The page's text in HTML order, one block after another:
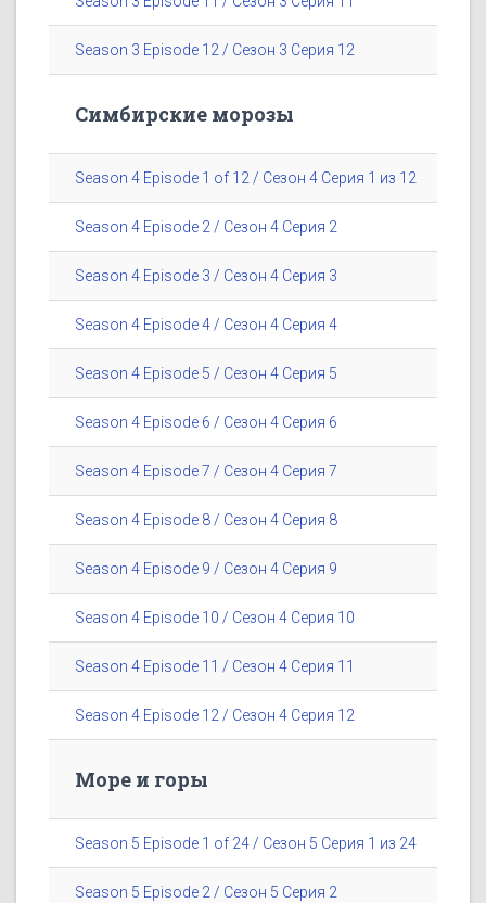
Season 3 Episode 12 / Сезон 3 Серия 12
Симбирские морозы
Season 4 Episode 1 of 12 / Сезон 4 Серия 1 из 12
Season 4 Episode 2 / Сезон 4 Серия 2
Season 4 Episode 3 / Сезон 4 Серия 3
Season 4 Episode 4 / Сезон 4 Серия 4
Season 4 Episode 5 / Сезон 4 Серия 5
Season 4 Episode 6 / Сезон 4 Серия 6
Season 4 Episode 7 / Сезон 4 Серия 7
Season 4 Episode 8 / Сезон 4 Серия 8
Season 4 Episode 9 / Сезон 4 Серия 9
Season 4 Episode 10 / Сезон 4 Серия 10
Season 4 Episode 11 / Сезон 4 Серия 11
Season 4 Episode 12 / Сезон 4 Серия 12
Море и горы
Season 5 Episode 1 of 24 / Сезон 5 Серия 1 из 24
Season 5 Episode 2 / Сезон 5 Серия 2